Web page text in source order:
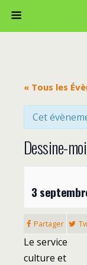
« Tous les
Cet
Dessine-
3
Partager
Le service
culture et